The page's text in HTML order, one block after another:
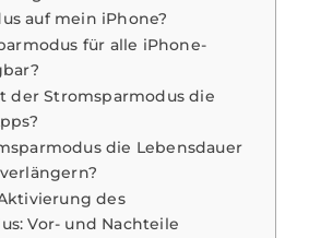
auf mein iPhone?
für alle iPhone-
der Stromsparmodus die
die Lebensdauer
des
Vor- und Nachteile